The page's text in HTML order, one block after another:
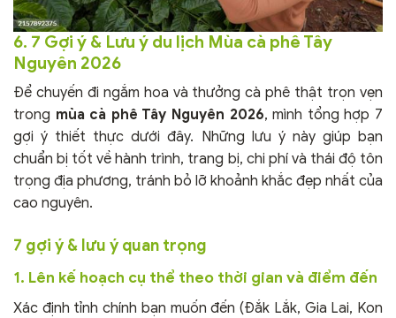
6. 7 Gợi ý & Lưu ý du lịch Mùa cà phê Tây
Nguyên 2026
Để chuyến đi ngắm hoa và thưởng cà phê thật trọn vẹn
trong mùa cà phê Tây Nguyên 2026, mình tổng hợp 7
gợi ý thiết thực dưới đây. Những lưu ý này giúp bạn
chuẩn bị tốt về hành trình, trang bị, chi phí và thái độ tôn
trọng địa phương, tránh bỏ lỡ khoảnh khắc đẹp nhất của
cao nguyên.
7 gợi ý & lưu ý quan trọng
1. Lên kế hoạch cụ thể theo thời gian và điểm đến
Xác định tỉnh chính bạn muốn đến (Đắk Lắk, Gia Lai, Kon